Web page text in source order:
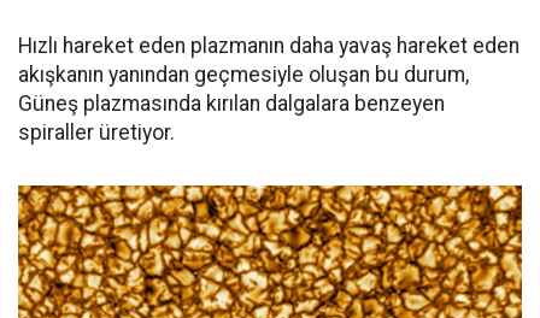
Hızlı hareket eden plazmanın daha yavaş hareket eden
akışkanın yanından geçmesiyle oluşan bu durum,
Güneş plazmasında kırılan dalgalara benzeyen
spiraller üretiyor.